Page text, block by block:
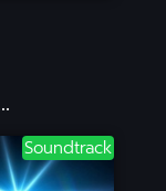
Soundtrack